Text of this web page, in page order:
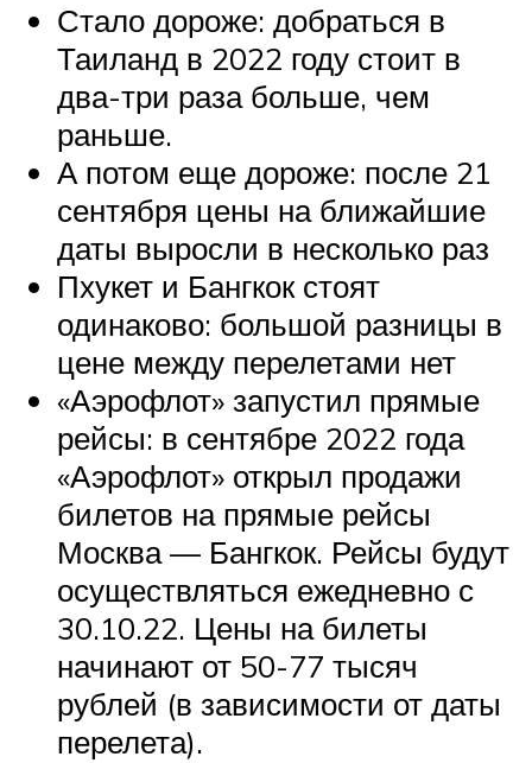
Стало дороже: добраться в
Таиланд в 2022 году стоит в
два-три раза больше, чем
раньше.
А потом еще дороже: после 21
сентября цены на ближайшие
даты выросли в несколько раз
Пхукет и Бангкок стоят
одинаково: большой разницы в
цене между перелетами нет
«Аэрофлот» запустил прямые
рейсы: в сентябре 2022 года
«Аэрофлот» открыл продажи
билетов на прямые рейсы
Москва — Бангкок. Рейсы будут
осуществляться ежедневно с
30.10.22. Цены на билеты
начинают от 50-77 тысяч
рублей (в зависимости от даты
перелета).